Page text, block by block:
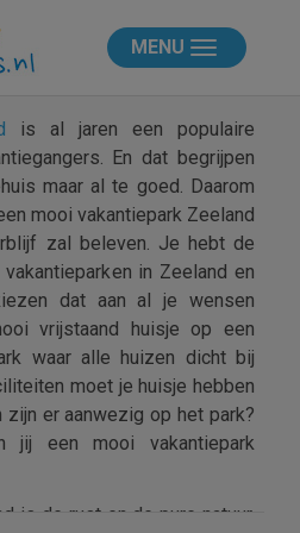
MENU
is al jaren een populaire
En dat begrijpen
maar al te goed. Daarom
mooi vakantiepark Zeeland
zal beleven. Je hebt de
in Zeeland en
dat aan al je wensen
vrijstaand huisje op een
waar alle huizen dicht bij
moet je huisje hebben
er aanwezig op het park?
jij een mooi vakantiepark
is de rust en de pure natuur.